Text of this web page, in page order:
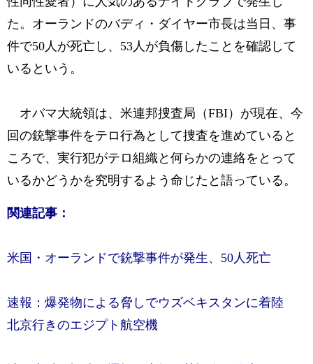
た。オーランドのバディ・ダイヤー市長は当日、事
件で50人が死亡し、53人が負傷したことを確認して
いるという。
オバマ大統領は、米連邦捜査局（FBI）が現在、今
回の銃撃事件をテロ行為として捜査を進めていると
ころで、実行犯がテロ組織と何らかの連絡をとって
いるかどうかを究明するよう命じたと語っている。
関連記事：
米国・オーランドで銃撃事件が発生、50人死亡
速報：爆発物による脅しでウズベキスタンに着陸
北京行きのエジプト航空機